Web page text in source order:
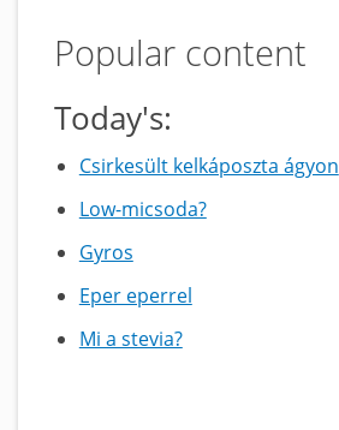
Popular content
Today's:
Csirkesült kelkáposzta ágyon
Low-micsoda?
Gyros
Eper eperrel
Mi a stevia?